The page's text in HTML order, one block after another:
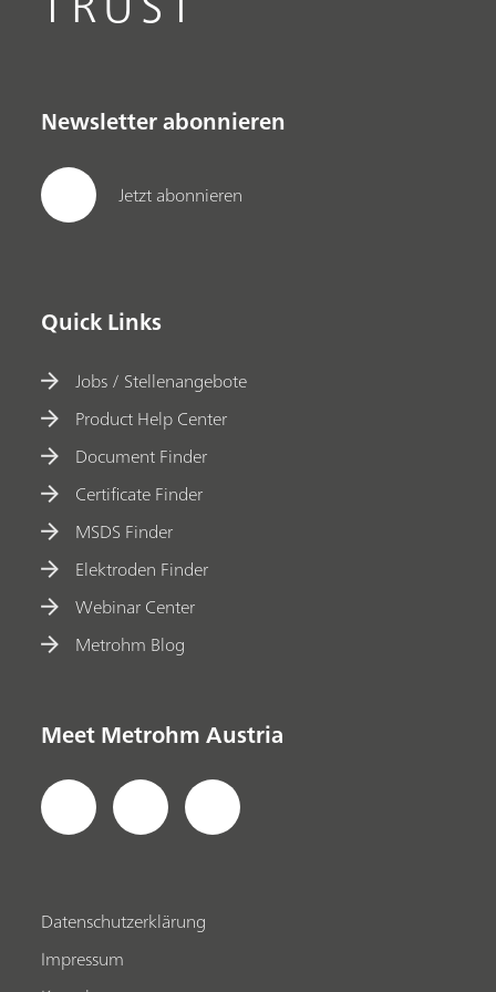
Newsletter abonnieren
Jetzt abonnieren
Quick Links
Jobs / Stellenangebote
Product Help Center
Document Finder
Certificate Finder
MSDS Finder
Elektroden Finder
Webinar Center
Metrohm Blog
Meet Metrohm Austria
Datenschutzerklärung
Impressum